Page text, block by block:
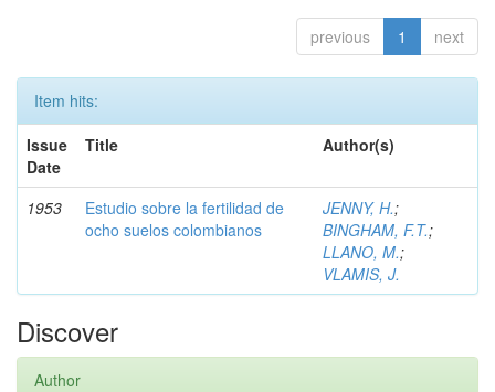
previous 1 next
Item hits:
Issue
Date
Title Author(s)
1953
Estudio sobre la fertilidad de
ocho suelos colombianos
JENNY, H.;
BINGHAM, F.T.;
LLANO, M.;
VLAMIS, J.
Discover
Author